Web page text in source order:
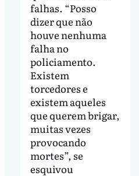
falhas. “Posso
dizer que não
houve nenhuma
falha no
policiamento.
Existem
torcedores e
existem aqueles
que querem brigar,
muitas vezes
provocando
mortes”, se
esquivou